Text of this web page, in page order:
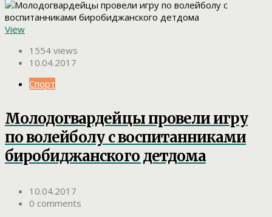
View
1554 views
10.04.2017
Спорт
Молодогвардейцы провели игру
по волейболу с воспитанниками
биробиджанского детдома
10.04.2017
0 comments